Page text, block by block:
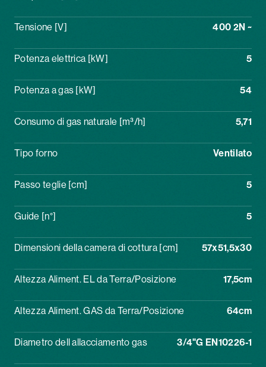
Tensione [V] 400 2N ~
Potenza elettrica [kW] 5
Potenza a gas [kW] 54
Consumo di gas naturale [m³/h] 5,71
Tipo forno Ventilato
Passo teglie [cm] 5
Guide [n°] 5
Dimensioni della camera di cottura [cm] 57x51,5x30
Altezza Aliment. EL da Terra/Posizione 17,5cm
Altezza Aliment. GAS da Terra/Posizione 64cm
Diametro dell allacciamento gas 3/4"G EN10226-1